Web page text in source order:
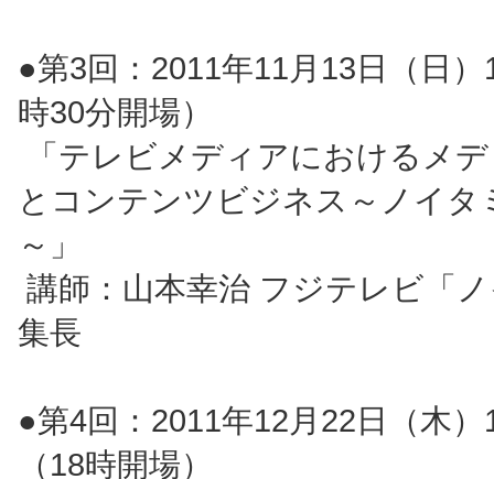
●第3回：2011年11月13日（日
時30分開場）
「テレビメディアにおけるメ
とコンテンツビジネス～ノイタ
～」
講師：山本幸治 フジテレビ「
集長
●第4回：2011年12月22日（木
（18時開場）